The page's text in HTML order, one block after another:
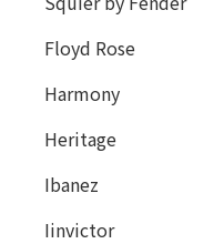
Floyd Rose
Harmony
Heritage
Ibanez
Iinvictor